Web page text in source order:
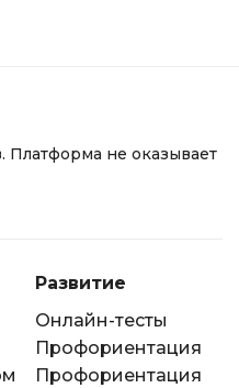
Платформа не оказывает
Развитие
Онлайн-тесты
Профориентация
Профориентация